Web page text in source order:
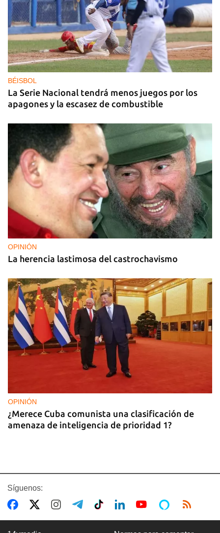
DEPORTACIONES EE UU
El ICE envía a la fuerza a migrantes, entre ellos
cuatro cubanos, a la República Centroafricana
BÉISBOL
La Serie Nacional tendrá menos juegos por los
apagones y la escasez de combustible
OPINIÓN
La herencia lastimosa del castrochavismo
OPINIÓN
¿Merece Cuba comunista una clasificación de
amenaza de inteligencia de prioridad 1?
Síguenos: